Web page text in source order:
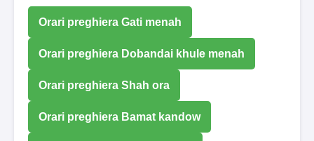
Orari preghiera Gati menah
Orari preghiera Dobandai khule menah
Orari preghiera Shah ora
Orari preghiera Bamat kandow